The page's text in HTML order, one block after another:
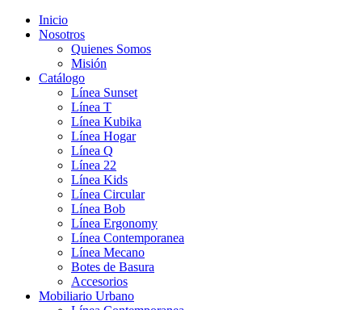
Inicio
Nosotros
Quienes Somos
Misión
Catálogo
Línea Sunset
Línea T
Línea Kubika
Línea Hogar
Línea Q
Línea 22
Línea Kids
Línea Circular
Línea Bob
Línea Ergonomy
Línea Contemporanea
Línea Mecano
Botes de Basura
Accesorios
Mobiliario Urbano